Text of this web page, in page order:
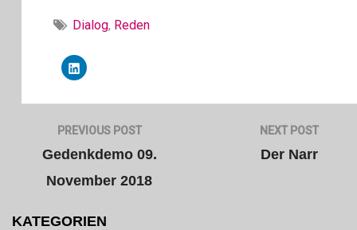
n
e
m
F
e
r
g
ö
f
n
)
Dialog, Reden
Klick,
um
zu
(Wird
in
Fenster
geöffnet)
Beitragsnavigation
PREVIOUS POST
Gedenkdemo 09.
November 2018
NEXT POST
Der Narr
KATEGORIEN